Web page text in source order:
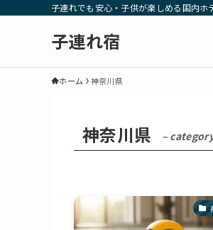
子連れでも安心・子供が楽しめる国内ホ
子連れ宿
ホーム 神奈川県
神奈川県 –